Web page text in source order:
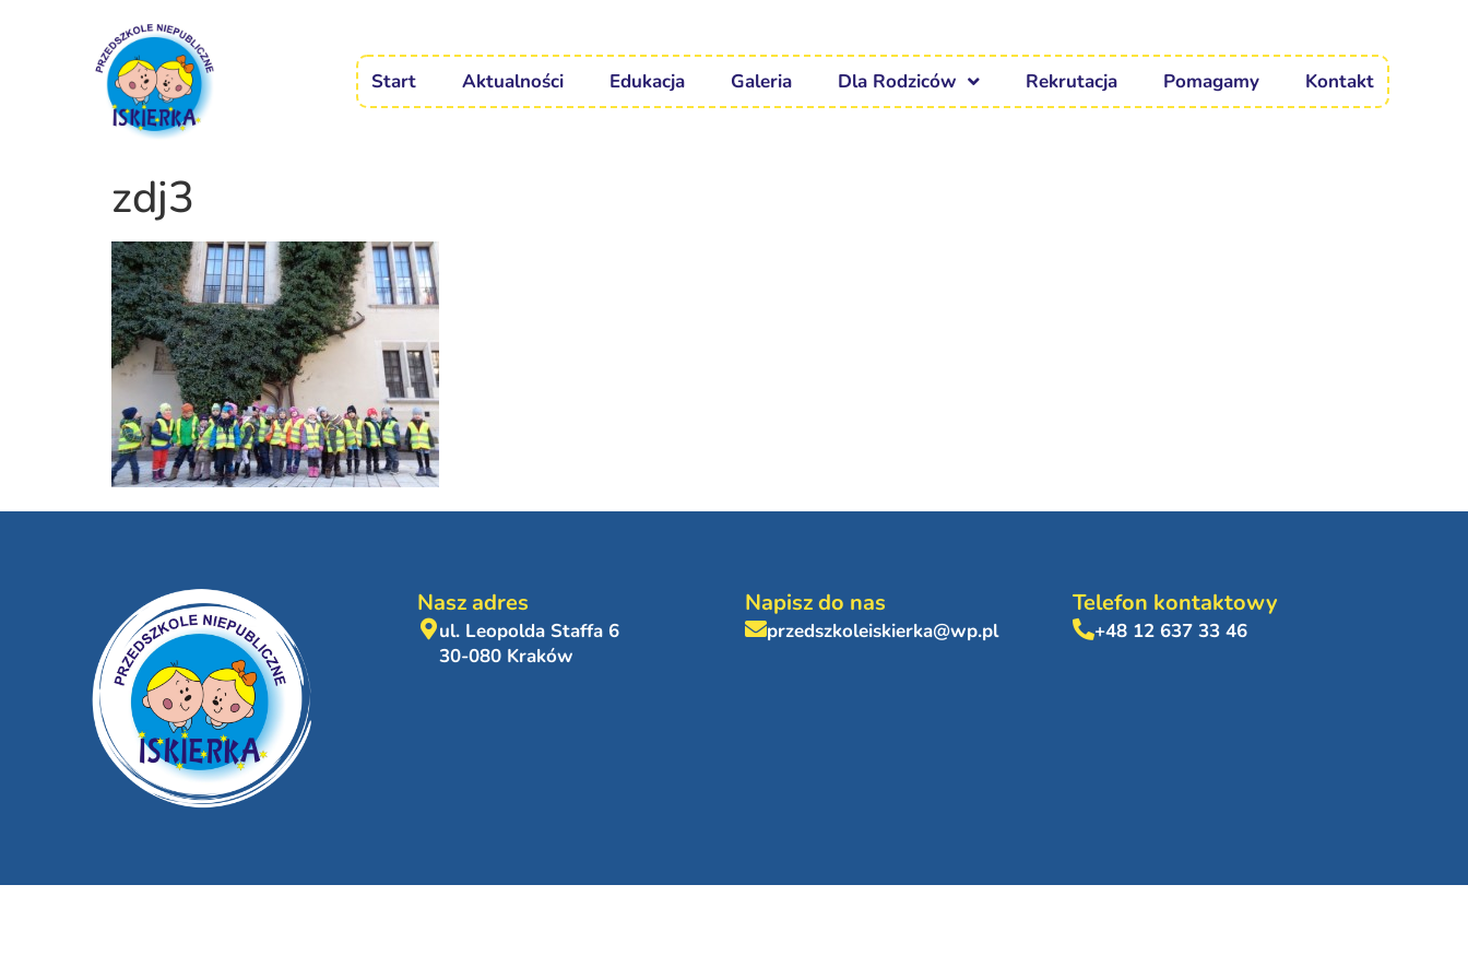
Start Aktualności Edukacja Galeria Dla Rodziców Rekrutacja Pomagamy Kontakt
zdj3
Nasz adres
ul. Leopolda Staffa 6
30-080 Kraków
Napisz do nas
przedszkoleiskierka@wp.pl
Telefon kontaktowy
+48 12 637 33 46